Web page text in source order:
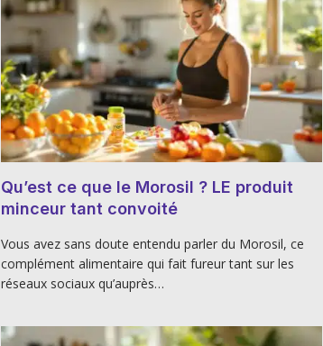
Qu’est ce que le Morosil ? LE produit
minceur tant convoité
Vous avez sans doute entendu parler du Morosil, ce
complément alimentaire qui fait fureur tant sur les
réseaux sociaux qu’auprès…